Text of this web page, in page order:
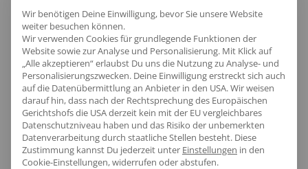
[jgm-review-widget]
Kundenprojekte
Wir benötigen Deine Einwilligung, bevor Sie unsere Website
weiter besuchen können.
Wir verwenden Cookies für grundlegende Funktionen der
Website sowie zur Analyse und Personalisierung. Mit Klick auf
„Alle akzeptieren“ erlaubst Du uns die Nutzung zu Analyse- und
Personalisierungszwecken. Deine Einwilligung erstreckt sich auch
auf die Datenübermittlung an Anbieter in den USA. Wir weisen
darauf hin, dass nach der Rechtsprechung des Europäischen
Gerichtshofs die USA derzeit kein mit der EU vergleichbares
Datenschutzniveau haben und das Risiko der unbemerkten
Datenverarbeitung durch staatliche Stellen besteht. Diese
Zustimmung kannst Du jederzeit unter Einstellungen in den
Cookie-Einstellungen, widerrufen oder abstufen.